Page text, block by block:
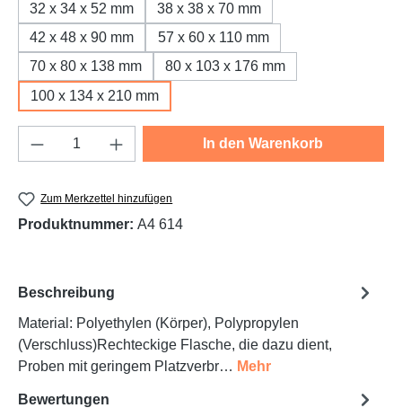
32 x 34 x 52 mm
38 x 38 x 70 mm
42 x 48 x 90 mm
57 x 60 x 110 mm
70 x 80 x 138 mm
80 x 103 x 176 mm
100 x 134 x 210 mm
Produkt Anzahl: Gib den gewünschten
In den Warenkorb
Zum Merkzettel hinzufügen
Produktnummer: A4 614
Beschreibung
Material: Polyethylen (Körper), Polypropylen
(Verschluss)Rechteckige Flasche, die dazu dient,
Proben mit geringem Platzverbr… Mehr
Bewertungen